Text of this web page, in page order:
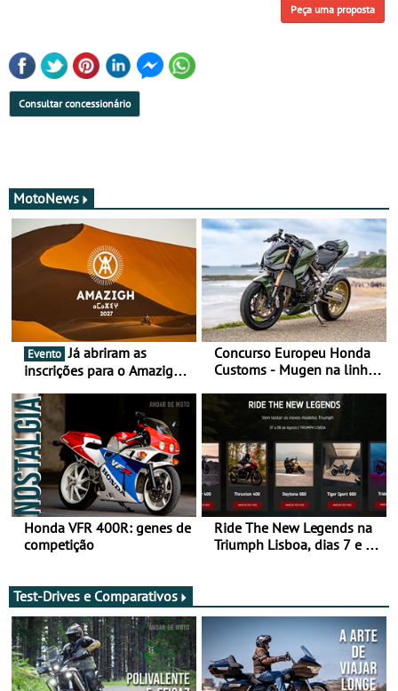
Peça uma proposta
Consultar concessionário
MotoNews
Evento Já abriram as
inscrições para o Amazigh
Marrocos, de 23 abril a 1
maio - The ultimate
experience in Morocco
Concurso Europeu Honda
Customs - Mugen na linha
ganhar
Honda VFR 400R: genes de
competição
Ride The New Legends na
Triumph Lisboa, dias 7 e 8
Test-Drives e Comparativos